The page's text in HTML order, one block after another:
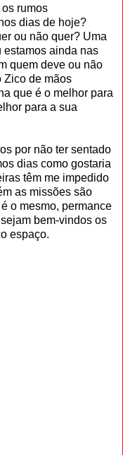
rumos
dias de hoje?
ou não quer? Uma
estamos ainda nas
quem deve ou não
Zico de mãos
que é o melhor para
para a sua
por não ter sentado
dias como gostaria
têm me impedido
as missões são
o mesmo, permance
bem-vindos os
espaço.